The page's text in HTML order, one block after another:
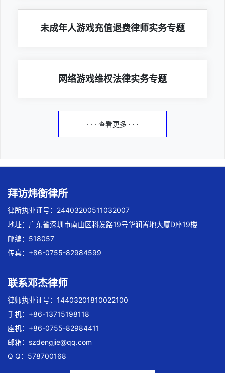
未成年人游戏充值退费律师实务专题
网络游戏维权法律实务专题
· · · 查看更多 · · ·
拜访炜衡律所
律所执业证号：24403200511032007
地址：广东省深圳市南山区科发路19号华润置地大厦D座19楼
邮编：518057
传真：+86-0755-82984599
联系邓杰律师
律师执业证号：14403201810022100
手机：+86-13715198118
座机：+86-0755-82984411
邮箱： szdengjie@qq.com
Q Q：578700168